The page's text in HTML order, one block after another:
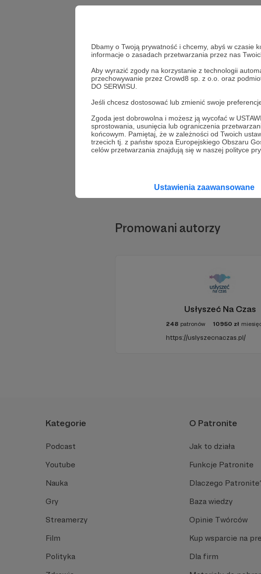
Dbamy o Twoją prywatność i chcemy, abyś w czasie
informacje o zasadach przetwarzania przez nas
Aby wyrazić zgody na korzystanie z technologii
przechowywanie przez Crowd8 sp. z o.o. oraz
DO SERWISU.
Jeśli chcesz dostosować lub zmienić swoje
Zgoda jest dobrowolna i możesz ją wycofać w
sprostowania, usunięcia lub ograniczenia
końcowym. Pamiętaj, że w zależności od Twoich
trzecich tj. z państw spoza Europejskiego Obszaru
celów przetwarzania znajdują się w naszej polityce
Ustawienia zaawansowane
Wesprzyj
Promowani autorzy
Usłyszeć Na Czas
248 patronów 10950 zł
https://uslyszecnaczas.pl/
Kategorie
Podcast
Youtube
Nauka
Gry
Streamerzy
Film
Polityka
O Patronite
Jak to działa
Funkcje Patronite
Dlaczego
Baza wiedzy
Opinie Twórców
Kup wsparcie na
Dla firm